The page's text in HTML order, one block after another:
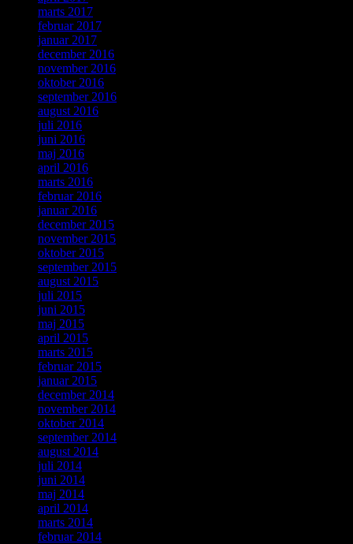
marts 2017
februar 2017
januar 2017
december 2016
november 2016
oktober 2016
september 2016
august 2016
juli 2016
juni 2016
maj 2016
april 2016
marts 2016
februar 2016
januar 2016
december 2015
november 2015
oktober 2015
september 2015
august 2015
juli 2015
juni 2015
maj 2015
april 2015
marts 2015
februar 2015
januar 2015
december 2014
november 2014
oktober 2014
september 2014
august 2014
juli 2014
juni 2014
maj 2014
april 2014
marts 2014
februar 2014